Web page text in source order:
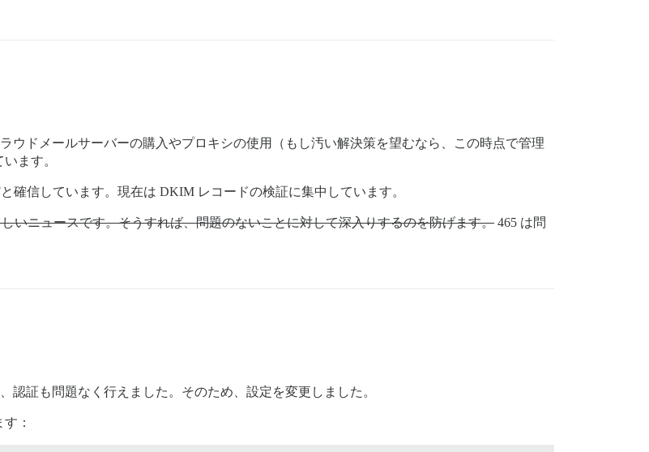
ウドメールサーバーの購入やプロキシの使用（もし汚い解決策を望むなら、この時点で管理
ます。
確信しています。現在は DKIM レコードの検証に集中しています。
いニュースです。そうすれば、問題のないことに対して深入りするのを防げます。 465 は問
認証も問題なく行えました。そのため、設定を変更しました。
：